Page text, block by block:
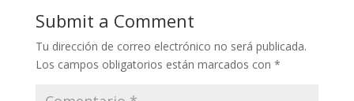
Submit a Comment
Tu dirección de correo electrónico no será publicada.
Los campos obligatorios están marcados con *